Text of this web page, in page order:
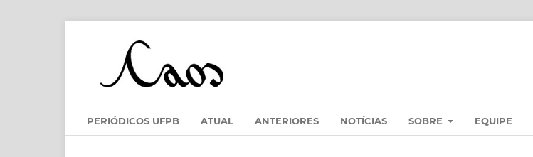
PERIÓDICOS UFPB ATUAL ANTERIORES NOTÍCIAS SOBRE EQUIPE